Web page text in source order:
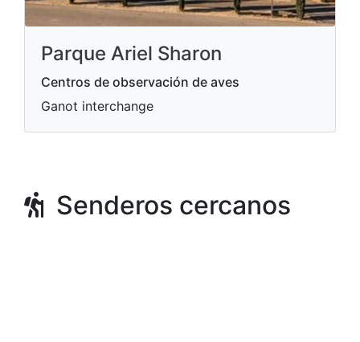
Parque Ariel Sharon
Centros de observación de aves
Ganot interchange
Senderos cercanos